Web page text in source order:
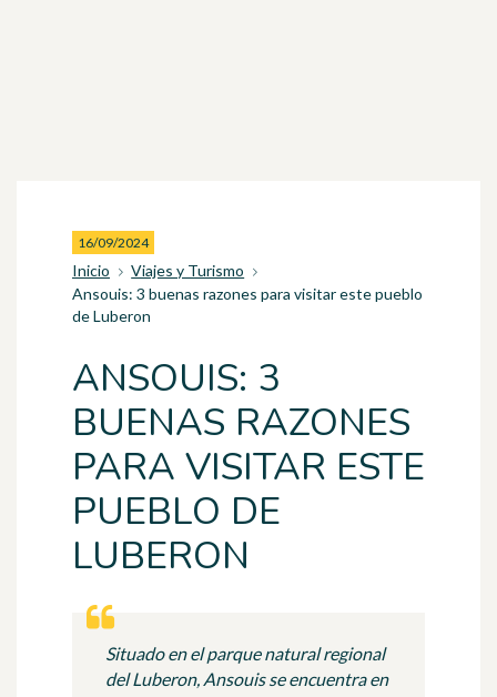
16/09/2024
Inicio
Viajes y Turismo
Ansouis: 3 buenas razones para visitar este pueblo
de Luberon
ANSOUIS: 3
BUENAS RAZONES
PARA VISITAR ESTE
PUEBLO DE
LUBERON
Situado en el parque natural regional
del Luberon, Ansouis se encuentra en